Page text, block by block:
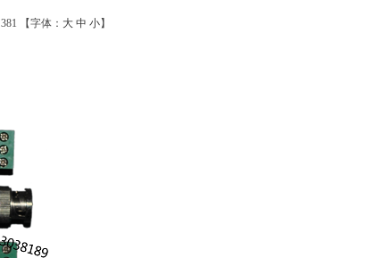
381 【字体： 大 中 小】